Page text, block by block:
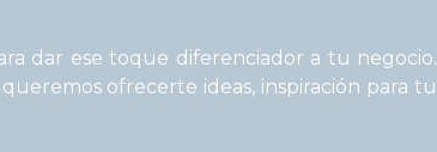
dar ese toque diferenciador a tu negocio.
ofrecerte ideas, inspiración para tu